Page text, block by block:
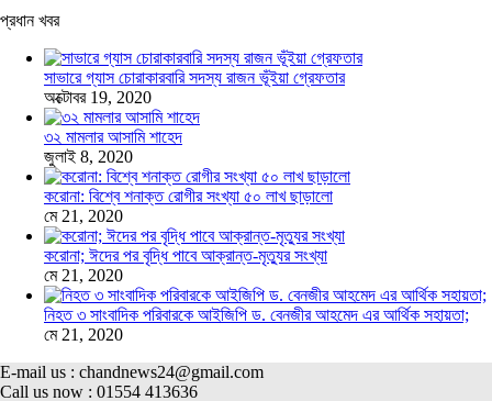
প্রধান খবর
সাভারে গ্যাস চোরাকারবারি সদস্য রাজন ভূঁইয়া গ্রেফতার
অক্টোবর 19, 2020
৩২ মামলার আসামি শাহেদ
জুলাই 8, 2020
করোনা: বিশ্বে শনাক্ত রোগীর সংখ্যা ৫০ লাখ ছাড়ালো
মে 21, 2020
করোনা; ঈদের পর বৃদ্ধি পাবে আক্রান্ত-মৃত্যুর সংখ্যা
মে 21, 2020
নিহত ৩ সাংবাদিক পরিবারকে আইজিপি ড. বেনজীর আহমেদ এর আর্থিক সহায়তা;
মে 21, 2020
E-mail us : chandnews24@gmail.com
Call us now : 01554 413636